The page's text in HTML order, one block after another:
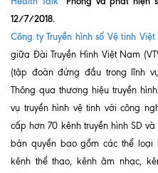
DỊCH VỤ
Các chuyên khoa tại Phòng
Ngoại
Sản - Phụ Khoa
12/7/2018.
Công ty Truyền hình số Vệ tinh
giữa Đài Truyền Hình Việt Nam
(tập đoàn đứng đầu trong lĩnh
Thông qua thương hiệu truyền
vụ truyền hình vệ tinh với công
cấp hơn 70 kênh truyền hình SD
bản quyền bao gồm các thể
kênh thể thao, kênh âm nhạc,